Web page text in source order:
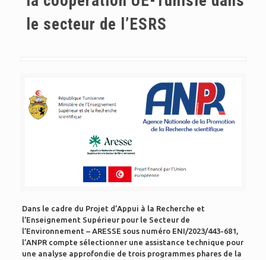
le secteur de l’ESRS
Dans le cadre du Projet d’Appui à la Recherche et
l’Enseignement Supérieur pour le Secteur de
l’Environnement – ARESSE sous numéro ENI/2023/443-681,
l’ANPR compte sélectionner une assistance technique pour
une analyse approfondie de trois programmes phares de la